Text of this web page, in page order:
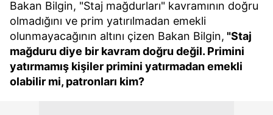
Bakan Bilgin, "Staj mağdurları" kavramının doğru
olmadığını ve prim yatırılmadan emekli
olunmayacağının altını çizen Bakan Bilgin, "Staj
mağduru diye bir kavram doğru değil. Primini
yatırmamış kişiler primini yatırmadan emekli
olabilir mi, patronları kim?